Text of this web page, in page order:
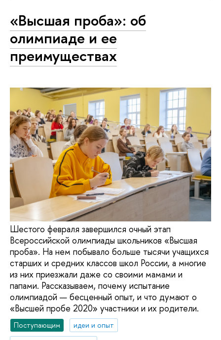
«Высшая проба»: об
олимпиаде и ее
преимуществах
Шестого февраля завершился очный этап
Всероссийской олимпиады школьников «Высшая
проба». На нем побывало больше тысячи учащихся
старших и средних классов школ России, а многие
из них приезжали даже со своими мамами и
папами. Рассказываем, почему испытание
олимпиадой — бесценный опыт, и что думают о
«Высшей пробе 2020» участники и их родители.
Поступающим
идеи и опыт